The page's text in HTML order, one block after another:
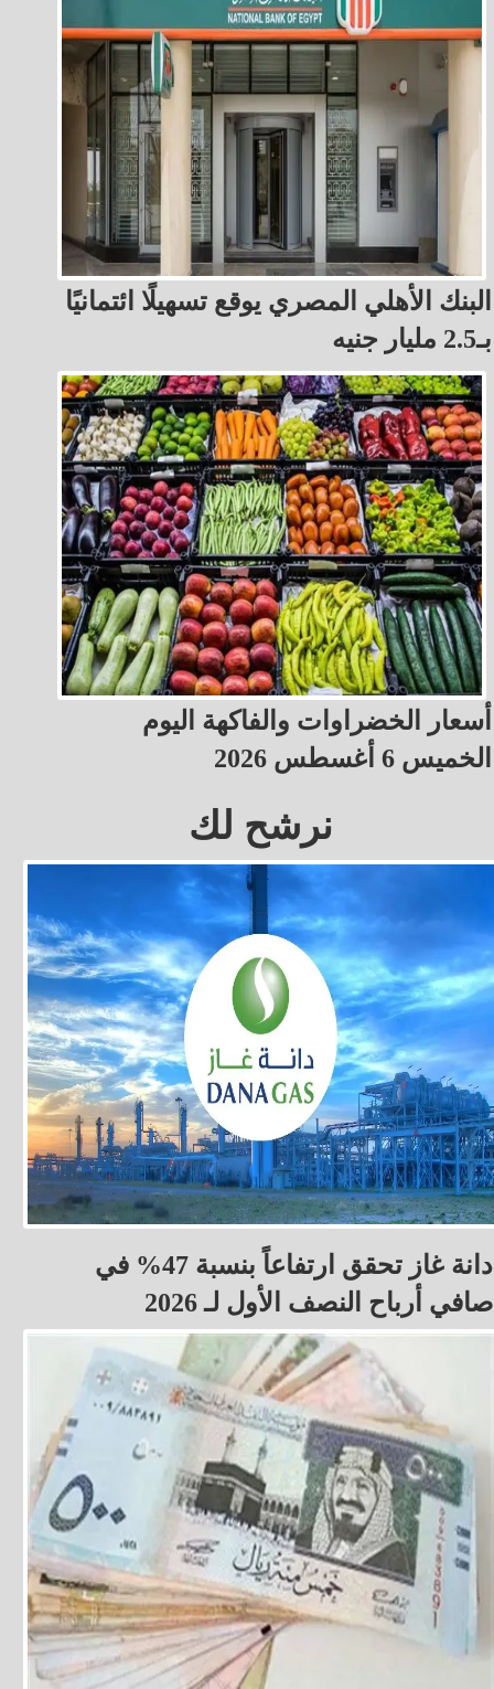
البنك الأهلي المصري يوقع تسهيلًا ائتمانيًا
بـ2.5 مليار جنيه
أسعار الخضراوات والفاكهة اليوم
الخميس 6 أغسطس 2026
نرشح لك
دانة غاز تحقق ارتفاعاً بنسبة 47% في
صافي أرباح النصف الأول لـ 2026